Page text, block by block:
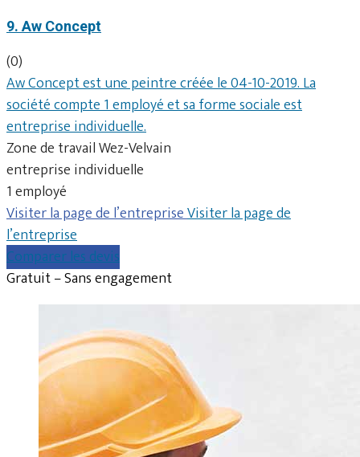
9. Aw Concept
(0)
Aw Concept est une peintre créée le 04-10-2019. La
société compte 1 employé et sa forme sociale est
entreprise individuelle.
Zone de travail Wez-Velvain
entreprise individuelle
1 employé
Visiter la page de l’entrepriseVisiter la page de
l’entreprise
Comparer les devis
Gratuit – Sans engagement